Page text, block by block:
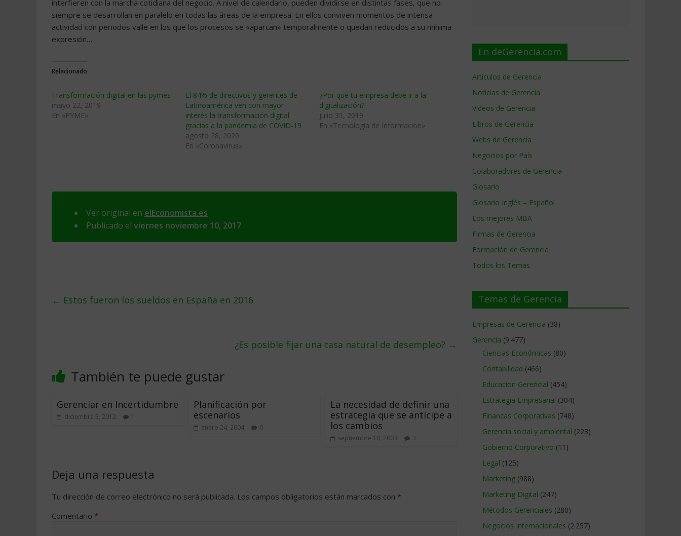
interfieren con la marcha cotidiana del negocio. A nivel de calendario, pueden dividirse en distintas fases, que no
siempre se desarrollan en paralelo en todas las áreas de la empresa. En ellos conviven momentos de intensa
actividad con periodos valle en los que los procesos se «aparcan» temporalmente o quedan reducidos a su mínima
expresión…
Relacionado
Transformación digital en las pymes
mayo 22, 2019
En «PYME»
El 84% de directivos y gerentes de
Latinoamérica ven con mayor
interés la transformación digital
gracias a la pandemia de COVID-19
agosto 28, 2020
En «Coronavirus»
¿Por qué tu empresa debe ir a la
digitalización?
julio 31, 2019
En «Tecnologia de Informacion»
Ver original en elEconomista.es
Publicado el viernes noviembre 10, 2017
← Estos fueron los sueldos en España en 2016
¿Es posible fijar una tasa natural de desempleo? →
También te puede gustar
Gerenciar en Incertidumbre
diciembre 5, 2012 1
Planificación por
escenarios
enero 24, 2004 0
La necesidad de definir una
estrategia que se anticipe a
los cambios
septiembre 10, 2003 3
Deja una respuesta
Tu dirección de correo electrónico no será publicada. Los campos obligatorios están marcados con *
Comentario *
En deGerencia.com
Artículos de Gerencia
Noticias de Gerencia
Videos de Gerencia
Libros de Gerencia
Webs de Gerencia
Negocios por País
Colaboradores de Gerencia
Glosario
Glosario Inglés – Español
Los mejores MBA
Firmas de Gerencia
Formación de Gerencia
Todos los Temas
Temas de Gerencia
Empresas de Gerencia (38)
Gerencia (9.477)
Ciencias Económicas (80)
Contabilidad (466)
Educacion Gerencial (454)
Estrategia Empresarial (304)
Finanzas Corporativas (748)
Gerencia social y ambiental (223)
Gobierno Corporativo (11)
Legal (125)
Marketing (988)
Marketing Digital (247)
Métodos Gerenciales (280)
Negocios Internacionales (2.257)